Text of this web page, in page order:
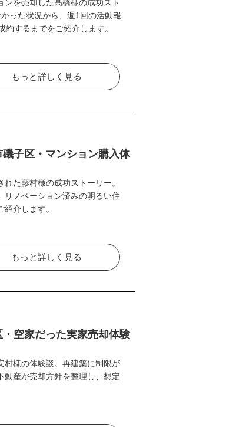
を売却した髙橋様の成功スト
った状況から、週1回の活動報
するまでをご紹介します。
もっと詳しく見る
子区・マンション購入体
た藤村様の成功ストーリー。
リノベーション済みの明るい住
介します。
もっと詳しく見る
空家だった実家売却体験
村様の体験談。再建築に制限が
動産が売却方針を整理し、想定